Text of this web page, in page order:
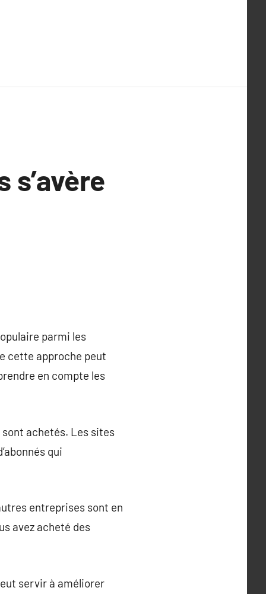
s’avère
parmi les
cette approche peut
en compte les
sont achetés. Les sites
qui
entreprises sont en
avez acheté des
servir à améliorer